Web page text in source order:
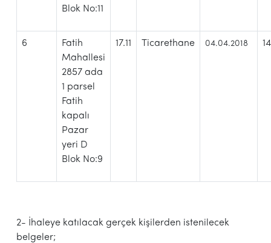
Blok No:11
6
Fatih
Mahallesi
2857 ada
1 parsel
Fatih
kapalı
Pazar
yeri D
Blok No:9
17.11 Ticarethane 04.04.2018
2- İhaleye katılacak gerçek kişilerden istenilecek
belgeler;